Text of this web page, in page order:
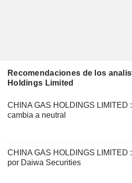
Recomendaciones de los
Holdings Limited
CHINA GAS HOLDINGS LIMITED
cambia a neutral
CHINA GAS HOLDINGS LIMITED
por Daiwa Securities